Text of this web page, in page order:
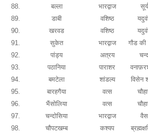
88.
बल्ला भारद्वाज सूर्य
89.
डाबी वशिष्ठ
90.
खरवड वशिष्ठ
91.
सुकेत भारद्वाज गौड की
92.
पांड्य अत्रय
93.
पठानिया पाराशर
94.
बमटेला शांडल्य विसेन
95.
बारहगैया वत्स
96.
भैंसोलिया वत्स
97.
चन्दोसिया भारद्वाज वैस
98.
चौपटखम्ब कश्यप